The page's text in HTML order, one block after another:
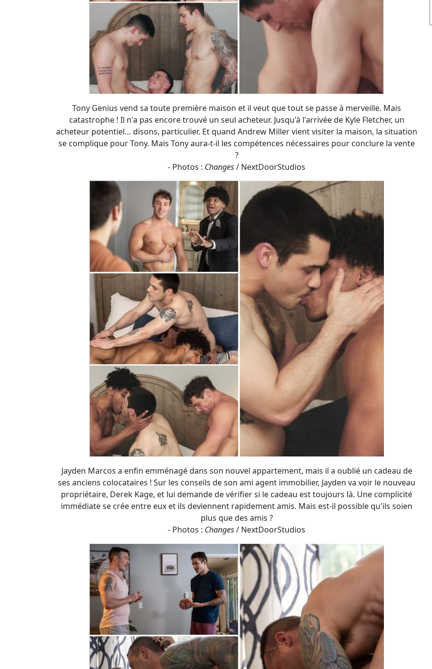
Tony Genius vend sa toute première maison et il veut que tout se passe à merveille. Mais
catastrophe ! Il n'a pas encore trouvé un seul acheteur. Jusqu'à l'arrivée de Kyle Fletcher, un
acheteur potentiel… disons, particulier. Et quand Andrew Miller vient visiter la maison, la situation
se complique pour Tony. Mais Tony aura-t-il les compétences nécessaires pour conclure la vente
?
- Photos :
Changes/ NextDoorStudios
Jayden Marcos a enfin emménagé dans son nouvel appartement, mais il a oublié un cadeau de
ses anciens colocataires ! Sur les conseils de son ami agent immobilier, Jayden va voir le nouveau
propriétaire, Derek Kage, et lui demande de vérifier si le cadeau est toujours là. Une complicité
immédiate se crée entre eux et ils deviennent rapidement amis. Mais est-il possible qu'ils soien
plus que des amis ?
- Photos : Changes/ NextDoorStudios